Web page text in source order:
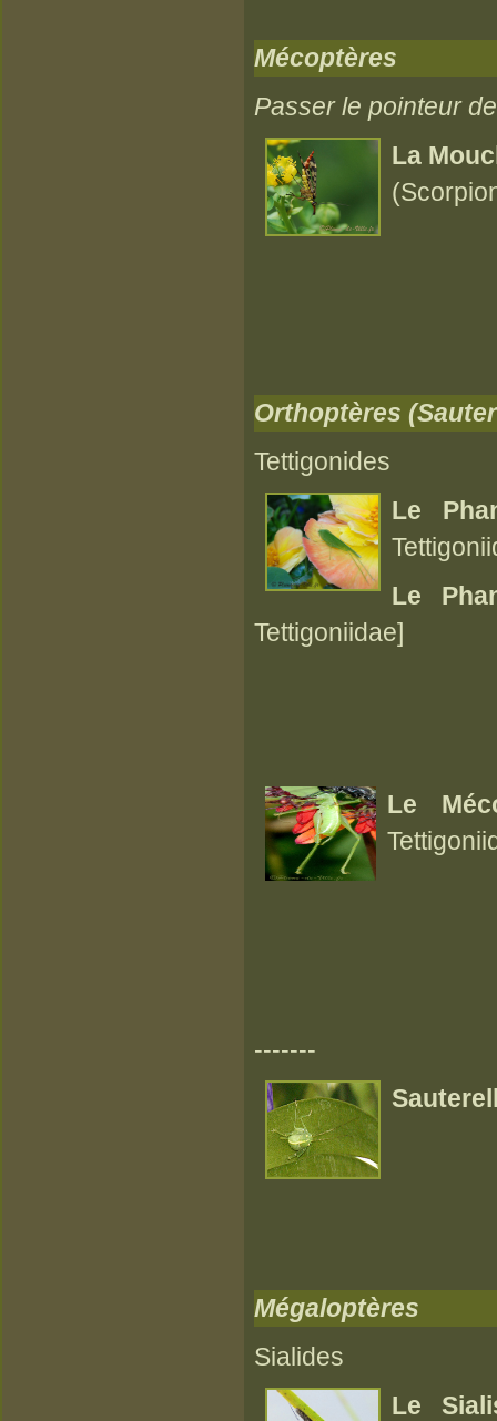
Mécoptères
Passer le pointeur
La
Orthoptères
Tettigonides
Le
Le
Tettigoniidae]
Le
-------
Mégaloptères
Sialides
Le